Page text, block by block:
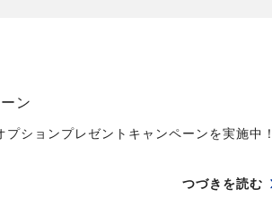
ン
ションプレゼントキャンペーンを実施中！
つづきを読む